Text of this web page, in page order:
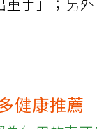
重手」；另
健康推薦